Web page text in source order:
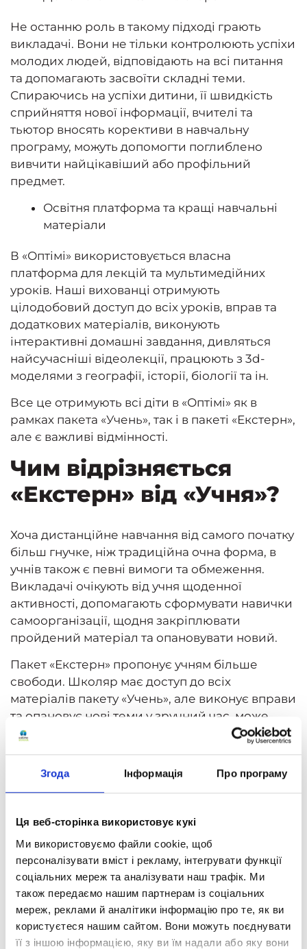
Згода Інформація Про програму
Ця веб-сторінка використовує кукі
Ми використовуємо файли cookie, щоб
персоналізувати вміст і рекламу, інтегрувати функції
соціальних мереж та аналізувати наш трафік. Ми
також передаємо нашим партнерам із соціальних
мереж, реклами й аналітики інформацію про те, як ви
користуєтеся нашим сайтом. Вони можуть поєднувати
її з іншою інформацією, яку ви їм надали або яку вони
Не останню роль в такому підході грають
викладачі. Вони не тільки контролюють успіхи
молодих людей, відповідають на всі питання
та допомагають засвоїти складні теми.
Спираючись на успіхи дитини, її швидкість
сприйняття нової інформації, вчителі та
тьютор вносять корективи в навчальну
програму, можуть допомогти поглиблено
вивчити найцікавіший або профільний
предмет.
Освітня платформа та кращі навчальні
матеріали
В «Оптімі» використовується власна
платформа для лекцій та мультимедійних
уроків. Наші вихованці отримують
цілодобовий доступ до всіх уроків, вправ та
додаткових матеріалів, виконують
інтерактивні домашні завдання, дивляться
найсучасніші відеолекції, працюють з 3d-
моделями з географії, історії, біології та ін.
Все це отримують всі діти в «Оптімі» як в
рамках пакета «Учень», так і в пакеті «Екстерн»,
але є важливі відмінності.
Чим відрізняється
«Екстерн» від «Учня»?
Хоча дистанційне навчання від самого початку
більш гнучке, ніж традиційна очна форма, в
учнів також є певні вимоги та обмеження.
Викладачі очікують від учня щоденної
активності, допомагають сформувати навички
самоорганізації, щодня закріплювати
пройдений матеріал та опановувати новий.
Пакет «Екстерн» пропонує учням більше
свободи. Школяр має доступ до всіх
матеріалів пакету «Учень», але виконує вправи
та опановує нові теми у зручний час, може
повністю самостійно сформувати свій розклад
Кому підійде пакет
«Учень» – це основна форма навчання, яка
може підійти практично кожній дитині. Тут
збалансовані контроль та гнучкість програми
навчання, аби допомогти кожній дитині
сформувати навички самоорганізації, швидко
та ефективно освоїти шкільну програму.